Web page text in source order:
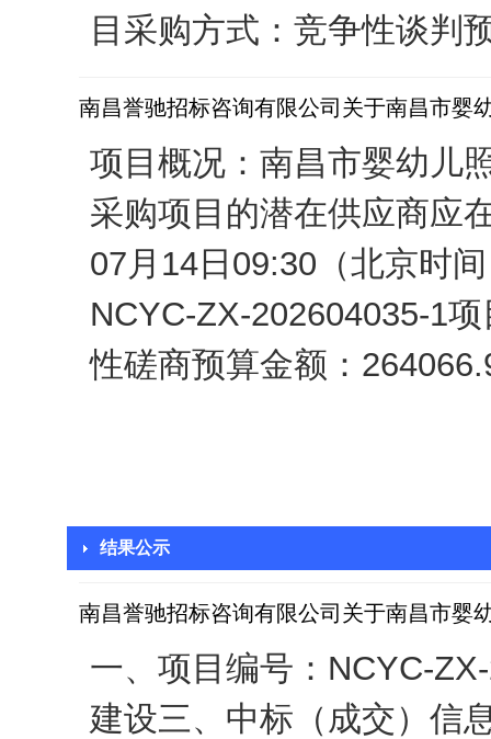
目采购方式：竞争性谈判
南昌誉驰招标咨询有限公司关于南昌市婴
项目概况：南昌市婴幼儿
采购项目的潜在供应商应
07月14日09:30（北京时
NCYC-ZX-202604035-1
性磋商预算金额：
结果公示
南昌誉驰招标咨询有限公司关于南昌市婴
一、项目编号：NCYC-
建设三、中标（成交）信